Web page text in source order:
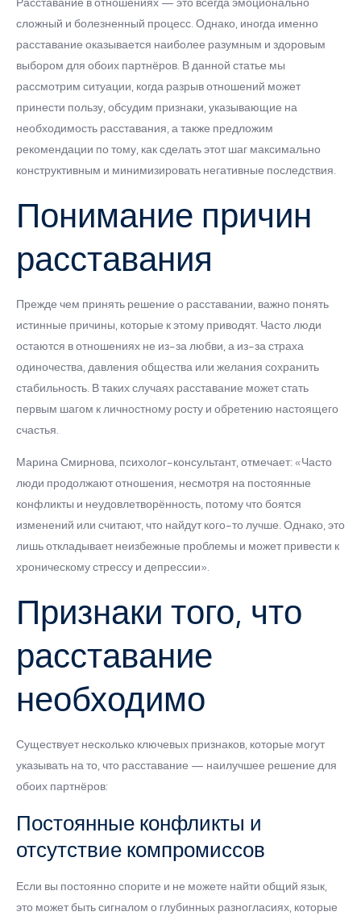
сложный и болезненный процесс. Однако, иногда именно
расставание оказывается наиболее разумным и здоровым
выбором для обоих партнёров. В данной статье мы
рассмотрим ситуации, когда разрыв отношений может
принести пользу, обсудим признаки, указывающие на
необходимость расставания, а также предложим
рекомендации по тому, как сделать этот шаг максимально
конструктивным и минимизировать негативные последствия.
Понимание причин
расставания
Прежде чем принять решение о расставании, важно понять
истинные причины, которые к этому приводят. Часто люди
остаются в отношениях не из-за любви, а из-за страха
одиночества, давления общества или желания сохранить
стабильность. В таких случаях расставание может стать
первым шагом к личностному росту и обретению настоящего
счастья.
Марина Смирнова, психолог-консультант, отмечает: «Часто
люди продолжают отношения, несмотря на постоянные
конфликты и неудовлетворённость, потому что боятся
изменений или считают, что найдут кого-то лучше. Однако, это
лишь откладывает неизбежные проблемы и может привести к
хроническому стрессу и депрессии».
Признаки того, что
расставание
необходимо
Существует несколько ключевых признаков, которые могут
указывать на то, что расставание — наилучшее решение для
обоих партнёров:
Постоянные конфликты и
отсутствие компромиссов
Если вы постоянно спорите и не можете найти общий язык,
это может быть сигналом о глубинных разногласиях, которые